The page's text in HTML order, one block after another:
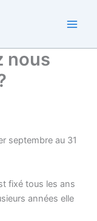
nous
septembre au 31
fixé tous les ans
années elle